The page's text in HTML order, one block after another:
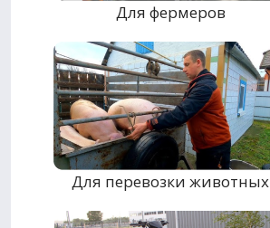
Для фермеров
Для перевозки животных